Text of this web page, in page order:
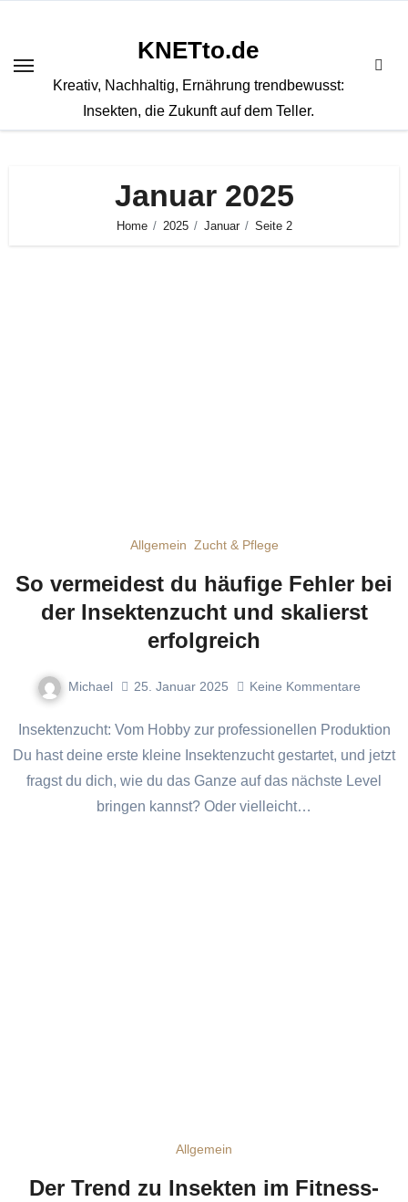
springen
KNETto.de
Kreativ, Nachhaltig, Ernährung trendbewusst:
Insekten, die Zukunft auf dem Teller.
Januar 2025
Home 2025 Januar Seite 2
Allgemein Zucht & Pflege
So vermeidest du häufige Fehler bei
der Insektenzucht und skalierst
erfolgreich
Michael 25. Januar 2025 Keine Kommentare
Du hast deine erste kleine Insektenzucht gestartet, und jetzt
fragst du dich, wie du das Ganze auf das nächste Level
bringen kannst? Oder vielleicht…
Allgemein
Der Trend zu Insekten im Fitness-